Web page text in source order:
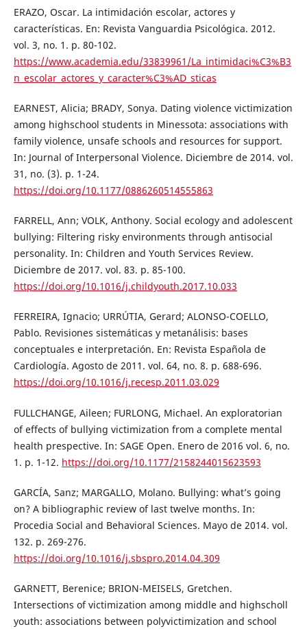
ERAZO, Oscar. La intimidación escolar, actores y
características. En: Revista Vanguardia Psicológica. 2012.
vol. 3, no. 1. p. 80-102.
https://www.academia.edu/33839961/La_intimidaci%C3%B3
n_escolar_actores_y_caracter%C3%AD_sticas
EARNEST, Alicia; BRADY, Sonya. Dating violence victimization
among highschool students in Minessota: associations with
family violence, unsafe schools and resources for support.
In: Journal of Interpersonal Violence. Diciembre de 2014. vol.
31, no. (3). p. 1-24.
https://doi.org/10.1177/0886260514555863
FARRELL, Ann; VOLK, Anthony. Social ecology and adolescent
bullying: Filtering risky environments through antisocial
personality. In: Children and Youth Services Review.
Diciembre de 2017. vol. 83. p. 85-100.
https://doi.org/10.1016/j.childyouth.2017.10.033
FERREIRA, Ignacio; URRÚTIA, Gerard; ALONSO-COELLO,
Pablo. Revisiones sistemáticas y metanálisis: bases
conceptuales e interpretación. En: Revista Española de
Cardiología. Agosto de 2011. vol. 64, no. 8. p. 688-696.
https://doi.org/10.1016/j.recesp.2011.03.029
FULLCHANGE, Aileen; FURLONG, Michael. An exploratorian
of effects of bullying victimization from a complete mental
health prespective. In: SAGE Open. Enero de 2016 vol. 6, no.
1. p. 1-12. https://doi.org/10.1177/2158244015623593
GARCÍA, Sanz; MARGALLO, Molano. Bullying: what’s going
on? A bibliographic review of last twelve months. In:
Procedia Social and Behavioral Sciences. Mayo de 2014. vol.
132. p. 269-276.
https://doi.org/10.1016/j.sbspro.2014.04.309
GARNETT, Berenice; BRION-MEISELS, Gretchen.
Intersections of victimization among middle and highscholl
youth: associations between polyvictimization and school